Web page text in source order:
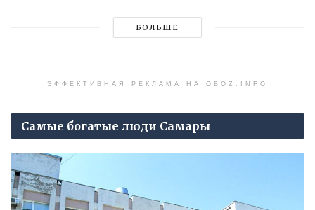
БОЛЬШЕ
ЭФФЕКТИВНАЯ РЕКЛАМА НА OBOZ.INFO
Самые богатые люди Самары